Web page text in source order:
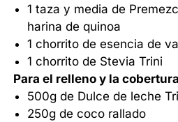
1 taza y media de
harina de quinoa
1 chorrito de esencia de
1 chorrito de Stevia Trini
Para el relleno y la
500g de Dulce de leche
250g de coco rallado